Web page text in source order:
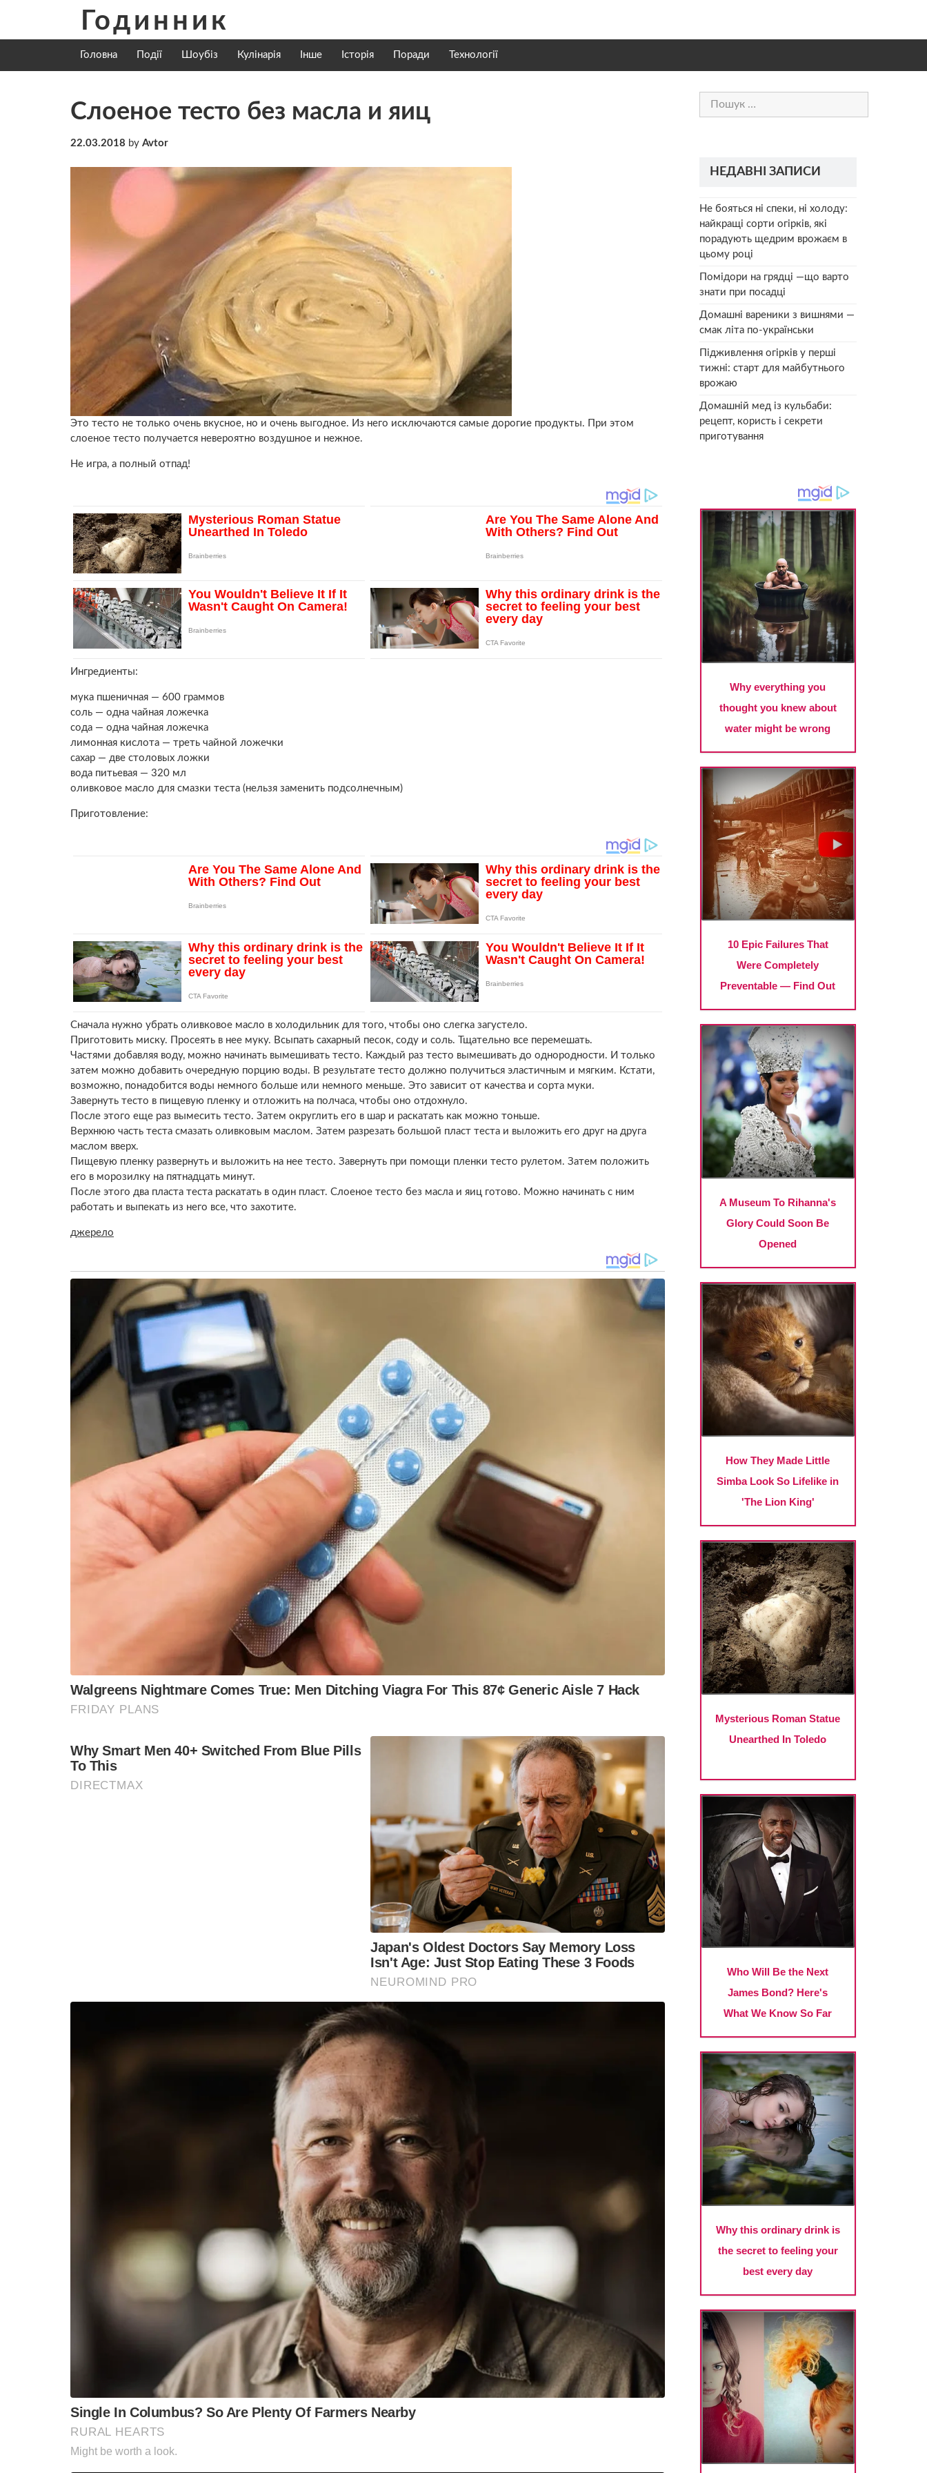
content
Годинник
Головна Події Шоубіз Кулінарія Інше Історія Поради Технології
Слоеное тесто без масла и яиц
22.03.2018 by Avtor
Это тесто не только очень вкусное, но и очень выгодное. Из него исключаются самые дорогие продукты. При этом
слоеное тесто получается невероятно воздушное и нежное.
Не игра, а полный отпад!
Ингредиенты:
мука пшеничная — 600 граммов
соль — одна чайная ложечка
сода — одна чайная ложечка
лимонная кислота — треть чайной ложечки
сахар — две столовых ложки
вода питьевая — 320 мл
оливковое масло для смазки теста (нельзя заменить подсолнечным)
Приготовление:
Сначала нужно убрать оливковое масло в холодильник для того, чтобы оно слегка загустело.
Приготовить миску. Просеять в нее муку. Всыпать сахарный песок, соду и соль. Тщательно все перемешать.
Частями добавляя воду, можно начинать вымешивать тесто. Каждый раз тесто вымешивать до однородности. И только
затем можно добавить очередную порцию воды. В результате тесто должно получиться эластичным и мягким. Кстати,
возможно, понадобится воды немного больше или немного меньше. Это зависит от качества и сорта муки.
Завернуть тесто в пищевую пленку и отложить на полчаса, чтобы оно отдохнуло.
После этого еще раз вымесить тесто. Затем округлить его в шар и раскатать как можно тоньше.
Верхнюю часть теста смазать оливковым маслом. Затем разрезать большой пласт теста и выложить его друг на друга
маслом вверх.
Пищевую пленку развернуть и выложить на нее тесто. Завернуть при помощи пленки тесто рулетом. Затем положить
его в морозилку на пятнадцать минут.
После этого два пласта теста раскатать в один пласт. Слоеное тесто без масла и яиц готово. Можно начинать с ним
работать и выпекать из него все, что захотите.
джерело
Пошук:
НЕДАВНІ ЗАПИСИ
Не бояться ні спеки, ні холоду:
найкращі сорти огірків, які
порадують щедрим врожаєм в
цьому році
Помідори на грядці —що варто
знати при посадці
Домашні вареники з вишнями —
смак літа по-українськи
Підживлення огірків у перші
тижні: старт для майбутнього
врожаю
Домашній мед із кульбаби:
рецепт, користь і секрети
приготування